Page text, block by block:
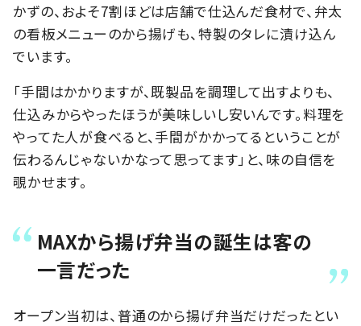
かずの、およそ7割ほどは店舗で仕込んだ食材で、弁太
の看板メニューのから揚げも、特製のタレに漬け込ん
でいます。
「手間はかかりますが、既製品を調理して出すよりも、
仕込みからやったほうが美味しいし安いんです。料理を
やってた人が食べると、手間がかかってるということが
伝わるんじゃないかなって思ってます」と、味の自信を
覗かせます。
MAXから揚げ弁当の誕生は客の
一言だった
オープン当初は、普通のから揚げ弁当だけだったとい